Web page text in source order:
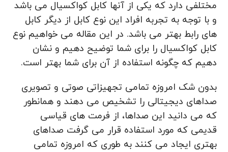
مختلفی دارد که یکی از آنها کابل کواکسیال می باشد
و با توجه به تجربه افراد این نوع کابل از دیگر کابل
های رابط بهتر می باشد. در این مقاله می خواهیم نوع
کابل کواکسیال را برای شما توضیح دهیم و نشان
دهیم که چگونه استفاده از آن برای شما بهتر است.
بدون شک امروزه تمامی تجهیزاتی صوتی و تصویری
صداهای دیجیتالی را تشخیص می دهند و همانطور
که می دانید این صداها، از فرمت های قیاسی
قدیمی که مورد استفاده قرار می گرفت صداهای
بهتری ایجاد می کنند به طوری که امروزه تمامی